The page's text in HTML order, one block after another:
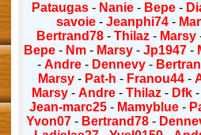
Pataugas - Nanie - Bepe -
savoie -Jeanphi74 -
Bertrand78 -Thilaz - Marsy
Bepe - Nm - Marsy -Jp1947 -
- Andre- Dennevy-
Marsy- Pat-h - Franou44-
Marsy -Andre -Thilaz - Dfk -
Jean-marc25- Mamyblue-
Yvon07- Bertrand78-